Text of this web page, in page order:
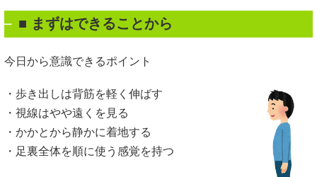
■ まずはできることから
今日から意識できるポイント
・歩き出しは背筋を軽く伸ばす
・視線はやや遠くを見る
・かかとから静かに着地する
・足裏全体を順に使う感覚を持つ